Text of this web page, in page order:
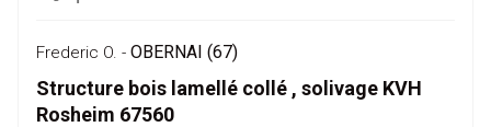
Frederic O. - OBERNAI (67)
Structure bois lamellé collé , solivage KVH
Rosheim 67560